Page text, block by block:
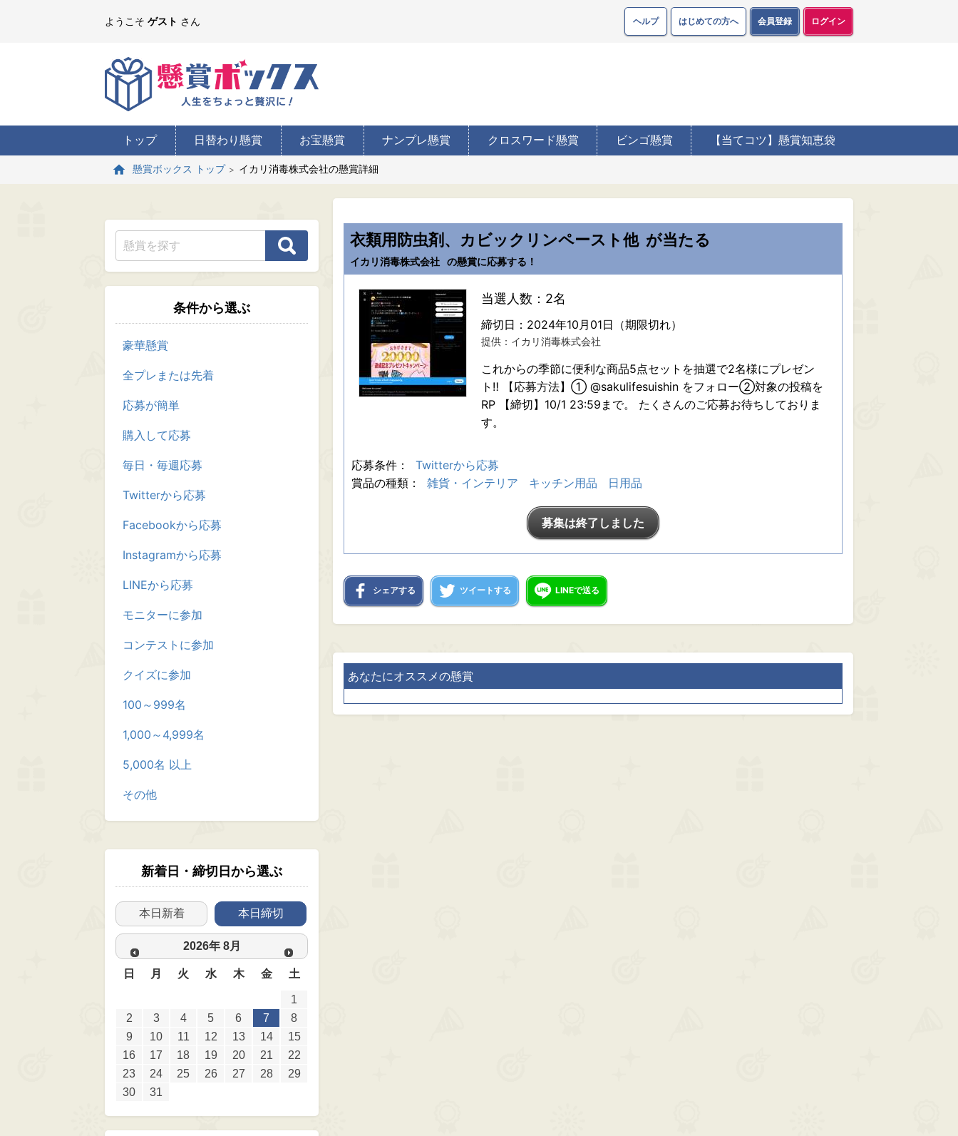
ようこそ ゲスト さん ヘルプ はじめての方へ 会員登録 ログイン
トップ 日替わり懸賞 お宝懸賞 ナンプレ懸賞 クロスワード懸賞 ビンゴ懸賞 【当てコツ】懸賞知恵袋
懸賞ボックス トップ イカリ消毒株式会社の懸賞詳細
条件から選ぶ
豪華懸賞
全プレまたは先着
応募が簡単
購入して応募
毎日・毎週応募
Twitterから応募
Facebookから応募
Instagramから応募
LINEから応募
モニターに参加
コンテストに参加
クイズに参加
100～999名
1,000～4,999名
5,000名 以上
その他
新着日・締切日から選ぶ
本日新着 本日締切
2026年 8月
日 月 火 水 木 金 土
1
2
3 4 5 6 7
8
9
10 11 12 13 14
15
16
17 18 19 20 21
22
23
24 25 26 27 28
29
30
31
衣類用防虫剤、カビックリンペースト他 が当たる
イカリ消毒株式会社 の懸賞に応募する！
当選人数：2名
締切日：2024年10月01日（期限切れ）
提供：イカリ消毒株式会社
これからの季節に便利な商品5点セットを抽選で2名様にプレゼン
ト‼ 【応募方法】① @sakulifesuishin をフォロー②対象の投稿を
RP 【締切】10/1 23:59まで。 たくさんのご応募お待ちしておりま
す。
応募条件：
Twitterから応募
賞品の種類：
雑貨・インテリア キッチン用品 日用品
募集は終了しました
シェアする ツイートする LINEで送る
あなたにオススメの懸賞